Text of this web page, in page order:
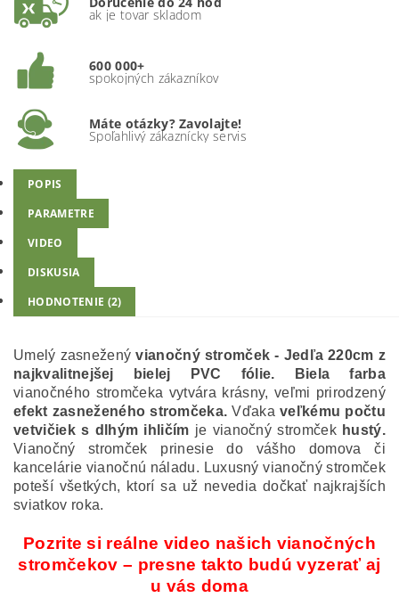
ak je tovar skladom
600 000+
spokojných zákazníkov
Máte otázky? Zavolajte!
Spoľahlivý zákaznícky servis
POPIS
PARAMETRE
VIDEO
DISKUSIA
HODNOTENIE (2)
Umelý zasneženývianočný stromček - Jedľa 220cm z
najkvalitnejšej bielej PVC fólie. Biela farba
vianočného stromčeka vytvára krásny, veľmi prirodzený
efekt zasneženého stromčeka.Vďaka veľkému počtu
vetvičiek s dlhým ihličím je vianočný stromčekhustý.
Vianočný stromček prinesie do vášho domova či
kancelárie vianočnú náladu. Luxusný vianočný stromček
poteší všetkých, ktorí sa už nevedia dočkať najkrajších
sviatkov roka.
Pozrite si reálne video našich vianočných
stromčekov – presne takto budú vyzerať aj
u vás doma